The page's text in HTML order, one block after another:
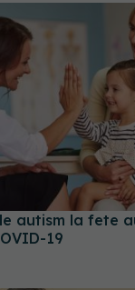
autism la fete
19